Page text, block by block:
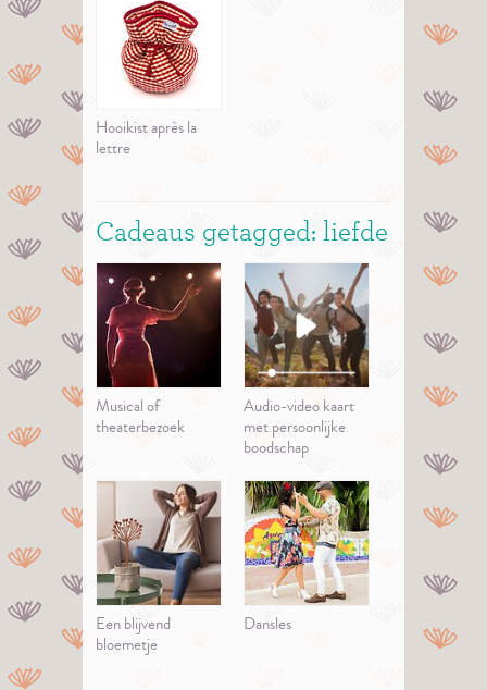
Hooikist après la
lettre
Cadeaus getagged: liefde
Musical of
theaterbezoek
Audio-video kaart
met persoonlijke
boodschap
Een blijvend
bloemetje
Dansles